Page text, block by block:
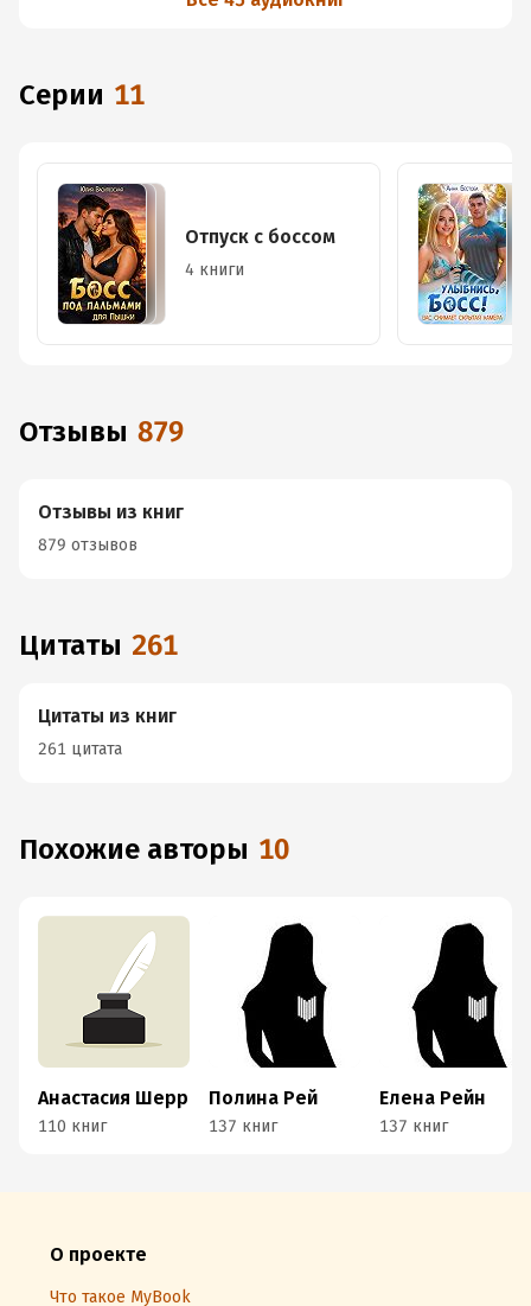
Серии 11
Отпуск с боссом
4 книги
Отзывы 879
Отзывы из книг
879 отзывов
Цитаты 261
Цитаты из книг
261 цитата
Похожие авторы 10
Анастасия Шерр
110 книг
Полина Рей
137 книг
Елена Рейн
137 книг
О проекте
Что такое MyBook